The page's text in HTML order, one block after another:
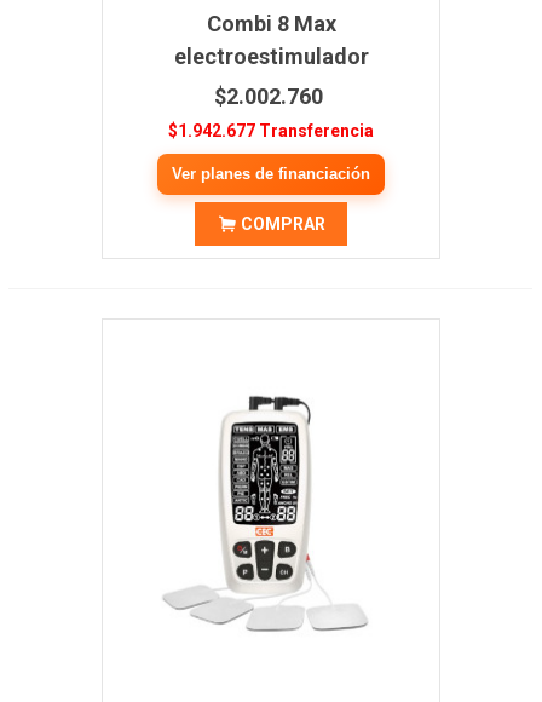
Combi 8 Max
electroestimulador
$2.002.760
$1.942.677 Transferencia
Ver planes de financiación
COMPRAR